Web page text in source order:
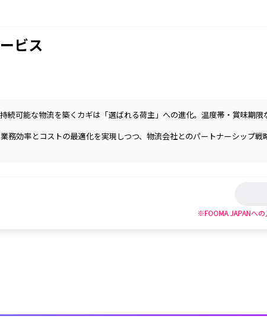
ビス
続可能な物流を築くカギは「選ばれる荷主」への進化。温度帯・賞味期
務効率とコストの最適化を実現しつつ、物流会社とのパートナーシップ
※FOOMA JAPANへ